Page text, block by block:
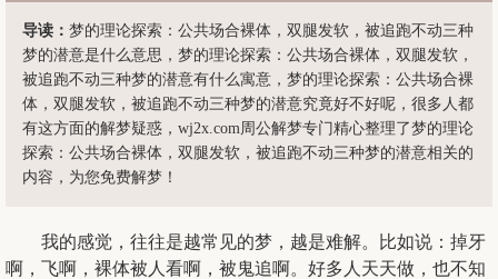
导读： 梦的理论探索：公共场合裸体，双腿发软，被追跑不动三种
梦的潜意是什么意思，梦的理论探索：公共场合裸体，双腿发软，
被追跑不动三种梦的潜意有什么寓意，梦的理论探索：公共场合裸
体，双腿发软，被追跑不动三种梦的潜意究竟好不好呢，很多人都
有这方面的解梦疑惑，wj2x.com周公解梦专门精心整理了梦的理论
探索：公共场合裸体，双腿发软，被追跑不动三种梦的潜意相关的
内容，为您免费解梦！
我的感觉，往往是越常见的梦，越是难解。比如说：掉牙
啊，飞啊，裸体被人看啊，被鬼追啊。好多人天天做，也不知